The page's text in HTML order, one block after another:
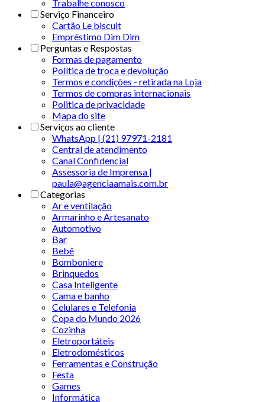
Trabalhe conosco
Serviço Financeiro
Cartão Le biscuit
Empréstimo Dim Dim
Perguntas e Respostas
Formas de pagamento
Política de troca e devolução
Termos e condições - retirada na Loja
Termos de compras internacionais
Politica de privacidade
Mapa do site
Serviços ao cliente
WhatsApp | (21) 97971-2181
Central de atendimento
Canal Confidencial
Assessoria de Imprensa |
paula@agenciaamais.com.br
Categorias
Ar e ventilação
Armarinho e Artesanato
Automotivo
Bar
Bebê
Bomboniere
Brinquedos
Casa Inteligente
Cama e banho
Celulares e Telefonia
Copa do Mundo 2026
Cozinha
Eletroportáteis
Eletrodomésticos
Ferramentas e Construção
Festa
Games
Informática